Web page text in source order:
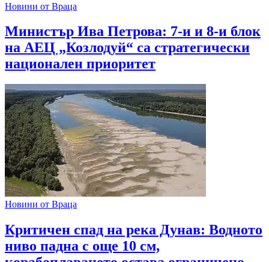
Новини от Враца
Министър Ива Петрова: 7-и и 8-и блок
на АЕЦ „Козлодуй“ са стратегически
национален приоритет
Новини от Враца
Критичен спад на река Дунав: Водното
ниво падна с още 10 см,